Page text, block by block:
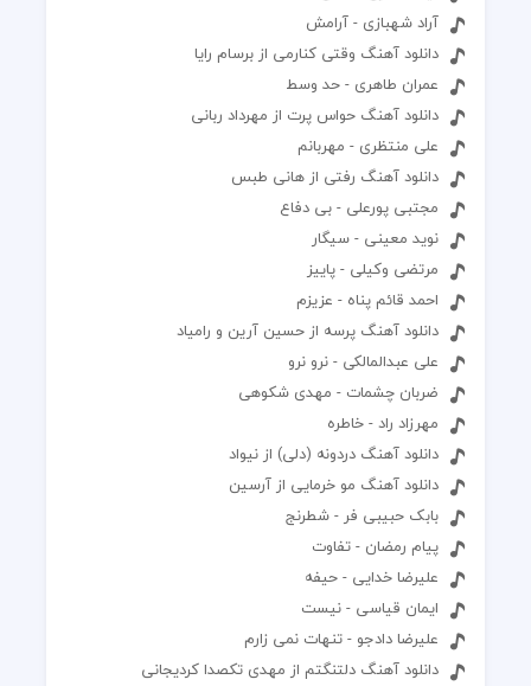
آراد شهبازی - آرامش
دانلود آهنگ وقتی کنارمی از برسام رایا
عمران طاهری - حد وسط
دانلود آهنگ حواس پرت از مهرداد ربانی
علی منتظری - مهربانم
دانلود آهنگ رفتی از هانی طبس
مجتبی پورعلی - بی دفاع
نوید معینی - سیگار
مرتضی وکیلی - پاییز
احمد قائم پناه - عزیزم
دانلود آهنگ پرسه از حسین آرین و رامیاد
علی عبدالمالکی - نرو نرو
ضربان چشمات - مهدی شکوهی
مهرزاد راد - خاطره
دانلود آهنگ دردونه (دلی) از نیواد
دانلود آهنگ مو خرمایی از آرسین
بابک حبیبی فر - شطرنج
پیام رمضان - تفاوت
علیرضا خدایی - حیفه
ایمان قیاسی - نیست
علیرضا دادجو - تنهات نمی زارم
دانلود آهنگ دلتنگتم از مهدی تکصدا کردیجانی